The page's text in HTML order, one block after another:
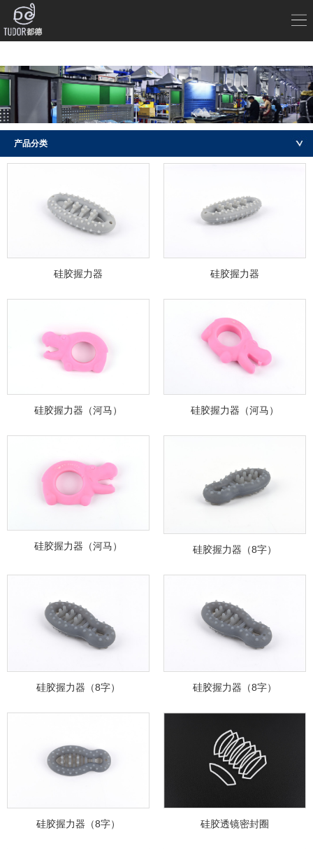
产品分类
硅胶握力器 硅胶握力器
硅胶握力器（河马） 硅胶握力器（河马）
硅胶握力器（河马） 硅胶握力器（8字）
硅胶握力器（8字） 硅胶握力器（8字）
硅胶握力器（8字） 硅胶透镜密封圈